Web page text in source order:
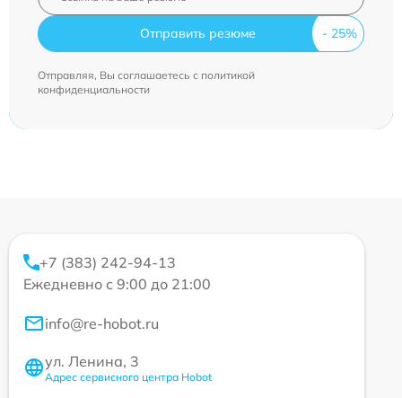
Отправить резюме
Отправляя, Вы соглашаетесь с политикой
конфиденциальности
+7 (383) 242-94-13
Ежедневно с 9:00 до 21:00
info@re-hobot.ru
ул. Ленина, 3
Адрес сервисного центра Hobot